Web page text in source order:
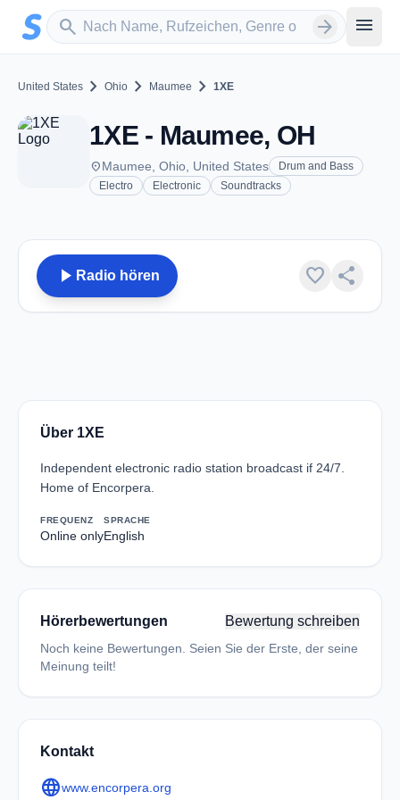
Zum Hauptinhalt springen
search
Sender suchen arrow_forward menu
United States chevron_right Ohio chevron_right Maumee chevron_right 1XE
1XE - Maumee, OH
placeMaumee, Ohio, United States
Drum and Bass
Electro
Electronic Soundtracks
play_arrow Radio hören favorite share
Über 1XE
Independent electronic radio station broadcast if 24/7.
Home of Encorpera.
FREQUENZ
Online only
SPRACHE
English
Hörerbewertungen Bewertung schreiben
Noch keine Bewertungen. Seien Sie der Erste, der seine
Meinung teilt!
Kontakt
languagewww.encorpera.org